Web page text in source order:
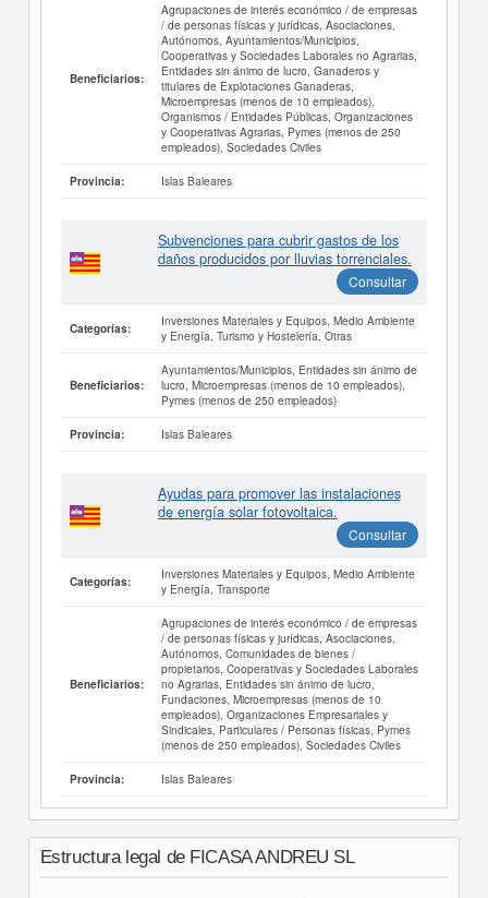
Beneficiarios:
Agrupaciones de interés económico / de empresas
/ de personas físicas y jurídicas, Asociaciones,
Autónomos, Ayuntamientos/Municipios,
Cooperativas y Sociedades Laborales no Agrarias,
Entidades sin ánimo de lucro, Ganaderos y
titulares de Explotaciones Ganaderas,
Microempresas (menos de 10 empleados),
Organismos / Entidades Públicas, Organizaciones
y Cooperativas Agrarias, Pymes (menos de 250
empleados), Sociedades Civiles
Provincia: Islas Baleares
Subvenciones para cubrir gastos de los
daños producidos por lluvias torrenciales.
Consultar
Categorías:
Inversiones Materiales y Equipos, Medio Ambiente
y Energía, Turismo y Hostelería, Otras
Beneficiarios:
Ayuntamientos/Municipios, Entidades sin ánimo de
lucro, Microempresas (menos de 10 empleados),
Pymes (menos de 250 empleados)
Provincia: Islas Baleares
Ayudas para promover las instalaciones
de energía solar fotovoltaica.
Consultar
Categorías:
Inversiones Materiales y Equipos, Medio Ambiente
y Energía, Transporte
Beneficiarios:
Agrupaciones de interés económico / de empresas
/ de personas físicas y jurídicas, Asociaciones,
Autónomos, Comunidades de bienes /
propietarios, Cooperativas y Sociedades Laborales
no Agrarias, Entidades sin ánimo de lucro,
Fundaciones, Microempresas (menos de 10
empleados), Organizaciones Empresariales y
Sindicales, Particulares / Personas físicas, Pymes
(menos de 250 empleados), Sociedades Civiles
Provincia: Islas Baleares
Estructura legal de FICASA ANDREU SL